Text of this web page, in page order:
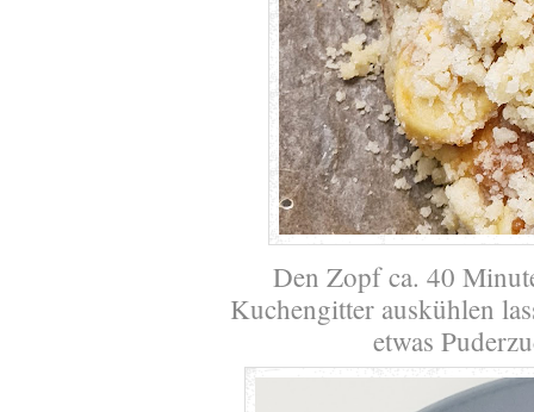
Den Zopf ca. 40
Kuchengitter auskühlen
etwas